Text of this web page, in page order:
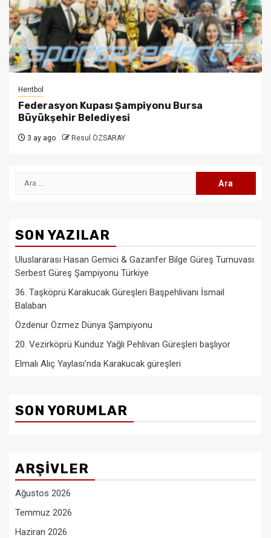
Hentbol
Federasyon Kupası Şampiyonu Bursa
Büyükşehir Belediyesi
3 ay ago Resul ÖZSARAY
Arama:
SON YAZILAR
Uluslararası Hasan Gemici & Gazanfer Bilge Güreş Turnuvası
Serbest Güreş Şampiyonu Türkiye
36. Taşköprü Karakucak Güreşleri Başpehlivanı İsmail
Balaban
Özdenur Özmez Dünya Şampiyonu
20. Vezirköprü Kunduz Yağlı Pehlivan Güreşleri başlıyor
Elmalı Alıç Yaylası’nda Karakucak güreşleri
SON YORUMLAR
ARŞIVLER
Ağustos 2026
Temmuz 2026
Haziran 2026